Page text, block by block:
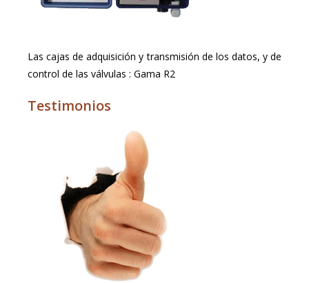
Las cajas de adquisición y transmisión de los datos, y de
control de las válvulas : Gama R2
Testimonios